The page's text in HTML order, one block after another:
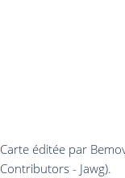
Carte éditée par
Contributors - Jawg).